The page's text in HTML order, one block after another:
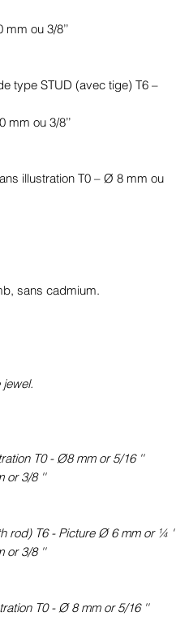
ou 3/8’’
type STUD (avec tige) T6 –
ou 3/8’’
illustration T0 – Ø 8 mm ou
sans cadmium.
T0 - Ø8 mm or 5/16 ''
or 3/8 ''
rod) T6 - Picture Ø 6 mm or ¼ ''
or 3/8 ''
T0 - Ø 8 mm or 5/16 ''